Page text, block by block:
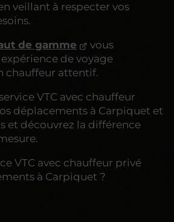
veillant à respecter vos
de gamme
vous
de voyage
chauffeur attentif.
VTC avec chauffeur
déplacements à Carpiquet et
et découvrez la différence
VTC avec chauffeur privé
à Carpiquet ?